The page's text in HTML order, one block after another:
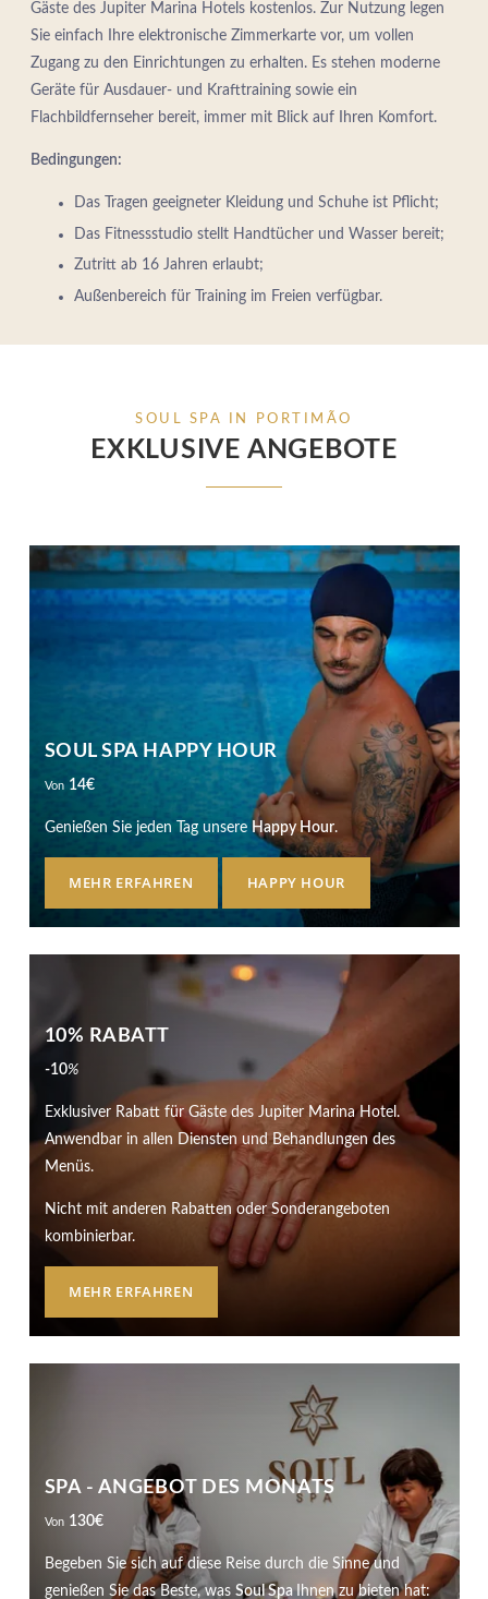
Gäste des Jupiter Marina Hotels kostenlos. Zur Nutzung legen
Sie einfach Ihre elektronische Zimmerkarte vor, um vollen
Zugang zu den Einrichtungen zu erhalten. Es stehen moderne
Geräte für Ausdauer- und Krafttraining sowie ein
Flachbildfernseher bereit, immer mit Blick auf Ihren Komfort.
Bedingungen:
Das Tragen geeigneter Kleidung und Schuhe ist Pflicht;
Das Fitnessstudio stellt Handtücher und Wasser bereit;
Zutritt ab 16 Jahren erlaubt;
Außenbereich für Training im Freien verfügbar.
SOUL SPA IN PORTIMÃO
EXKLUSIVE ANGEBOTE
SOUL SPA HAPPY HOUR
Von 14€
Genießen Sie jeden Tag unsere Happy Hour.
MEHR ERFAHREN HAPPY HOUR
10% RABATT
-10%
Exklusiver Rabatt für Gäste des Jupiter Marina Hotel.
Anwendbar in allen Diensten und Behandlungen des
Menüs.
Nicht mit anderen Rabatten oder Sonderangeboten
kombinierbar.
MEHR ERFAHREN
SPA - ANGEBOT DES MONATS
Von 130€
Begeben Sie sich auf diese Reise durch die Sinne und
genießen Sie das Beste, was Soul SpaIhnen zu bieten hat:
ERFAHRUNG
DIENSTLEISTUNGEN
PHOTOS
STANDORT
Tel.: +351 282 002 200-E.: info.marina@jupiterhotelgroup.com